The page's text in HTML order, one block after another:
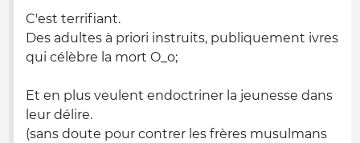
C'est terrifiant.
Des adultes à priori instruits, publiquement ivres
qui célèbre la mort O_o;
Et en plus veulent endoctriner la jeunesse dans
leur délire.
(sans doute pour contrer les frères musulmans